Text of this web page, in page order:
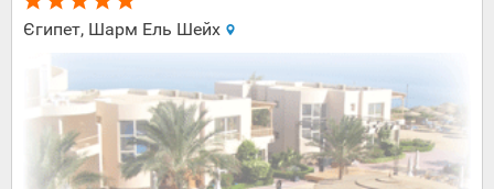
Єгипет, Шарм Ель Шейх